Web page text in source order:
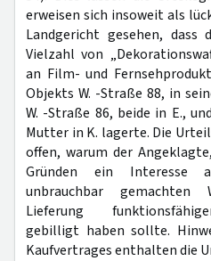
erweisen sich insoweit als
Landgericht gesehen, dass
Vielzahl von
an Film- und
Objekts W. -Straße 88, in
W. -Straße 86, beide in E.,
Mutter in K. lagerte. Die
offen, warum der
Gründen ein Interesse
unbrauchbar
Lieferung
gebilligt haben sollte.
Kaufvertrages enthalten die